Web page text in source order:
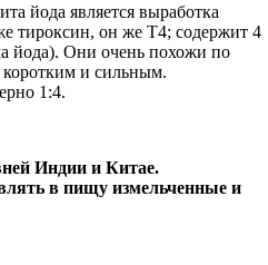
йода является выработка
тироксин, он же Т4; содержит 4
йода). Они очень похожи по
коротким и сильным.
1:4.
Индии и Китае.
в пищу измельченные и